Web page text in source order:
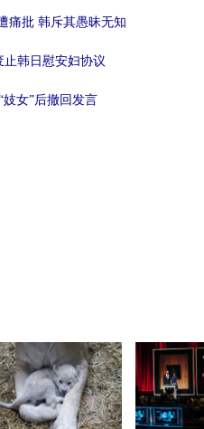
痛批 韩斥其愚昧无知
止韩日慰安妇协议
妓女”后撤回发言